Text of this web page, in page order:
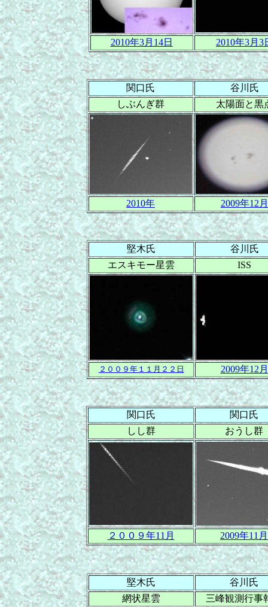
2010年3月14日 2010年3月3
関口氏
谷川氏
しぶんぎ群
太陽面と黒
2010年 2009年12月
堅木氏
谷川氏
エスキモー星雲
ISS
２００９年１１月２２日 2009年12月
関口氏
関口氏
しし群
おうし群
２００９年11月 2009年11月
堅木氏
谷川氏
網状星雲
三峰観測行事